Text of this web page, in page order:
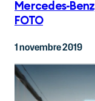
Mercedes-
FOTO
1 novembre 2019